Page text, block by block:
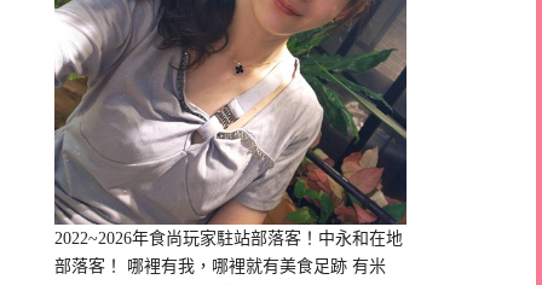
2022~2026年食尚玩家駐站部落客！中永和在地
部落客！ 哪裡有我，哪裡就有美食足跡 有米